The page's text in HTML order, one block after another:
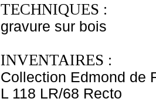
TECHNIQUES :
gravure sur bois
INVENTAIRES :
Collection Edmond de
L 118 LR/68 Recto